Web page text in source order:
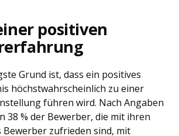
positiven
Grund ist, dass ein positives
höchstwahrscheinlich zu einer
führen wird. Nach Angaben
38 % der Bewerber, die mit ihren
zufrieden sind, mit